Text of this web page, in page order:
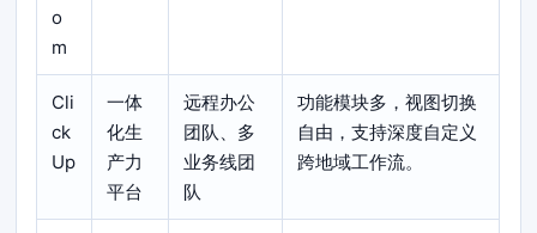
o
m
Cli
ck
Up
一体
化生
产力
平台
远程办公
团队、多
业务线团
队
功能模块多，视图切换
自由，支持深度自定义
跨地域工作流。